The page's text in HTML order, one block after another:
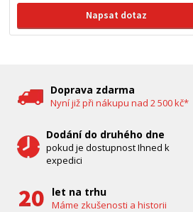
Napsat dotaz
Doprava zdarma
Nyní již při nákupu nad 2 500 kč*
Dodání do druhého dne
pokud je dostupnost Ihned k
expedici
let na trhu
Máme zkušenosti a historii